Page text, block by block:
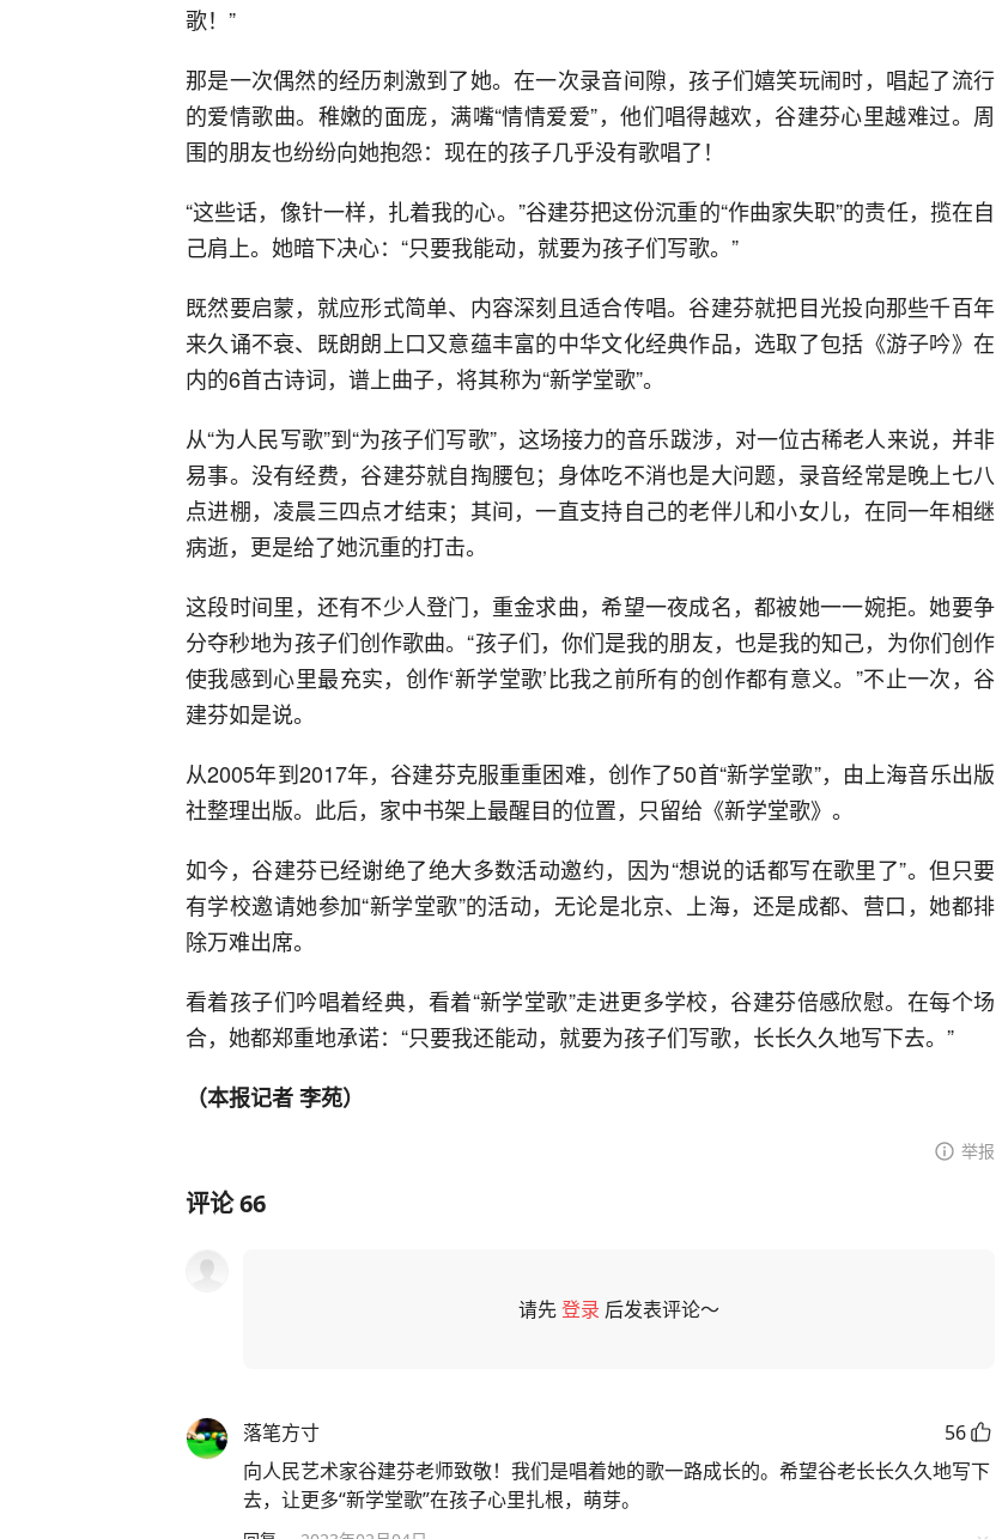
歌！”
那是一次偶然的经历刺激到了她。在一次录音间隙，孩子们嬉笑玩闹时，唱起了流行
的爱情歌曲。稚嫩的面庞，满嘴“情情爱爱”，他们唱得越欢，谷建芬心里越难过。周
围的朋友也纷纷向她抱怨：现在的孩子几乎没有歌唱了！
“这些话，像针一样，扎着我的心。”谷建芬把这份沉重的“作曲家失职”的责任，揽在自
己肩上。她暗下决心：“只要我能动，就要为孩子们写歌。”
既然要启蒙，就应形式简单、内容深刻且适合传唱。谷建芬就把目光投向那些千百年
来久诵不衰、既朗朗上口又意蕴丰富的中华文化经典作品，选取了包括《游子吟》在
内的6首古诗词，谱上曲子，将其称为“新学堂歌”。
从“为人民写歌”到“为孩子们写歌”，这场接力的音乐跋涉，对一位古稀老人来说，并非
易事。没有经费，谷建芬就自掏腰包；身体吃不消也是大问题，录音经常是晚上七八
点进棚，凌晨三四点才结束；其间，一直支持自己的老伴儿和小女儿，在同一年相继
病逝，更是给了她沉重的打击。
这段时间里，还有不少人登门，重金求曲，希望一夜成名，都被她一一婉拒。她要争
分夺秒地为孩子们创作歌曲。“孩子们，你们是我的朋友，也是我的知己，为你们创作
使我感到心里最充实，创作‘新学堂歌’比我之前所有的创作都有意义。”不止一次，谷
建芬如是说。
从2005年到2017年，谷建芬克服重重困难，创作了50首“新学堂歌”，由上海音乐出版
社整理出版。此后，家中书架上最醒目的位置，只留给《新学堂歌》。
如今，谷建芬已经谢绝了绝大多数活动邀约，因为“想说的话都写在歌里了”。但只要
有学校邀请她参加“新学堂歌”的活动，无论是北京、上海，还是成都、营口，她都排
除万难出席。
看着孩子们吟唱着经典，看着“新学堂歌”走进更多学校，谷建芬倍感欣慰。在每个场
合，她都郑重地承诺：“只要我还能动，就要为孩子们写歌，长长久久地写下去。”
（本报记者 李苑）
举报
评论66
请先登录 后发表评论～
落笔方寸
56
向人民艺术家谷建芬老师致敬！我们是唱着她的歌一路成长的。希望谷老长长久久地写下
去，让更多“新学堂歌”在孩子心里扎根，萌芽。